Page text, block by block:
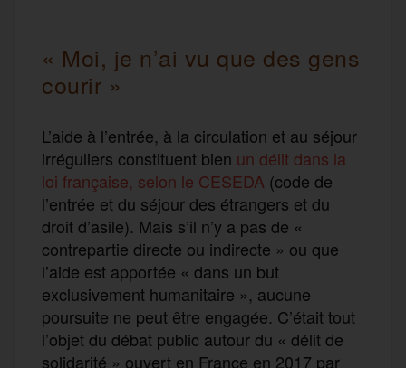
« Moi, je n’ai vu que des gens
courir »
L’aide à l’entrée, à la circulation et au séjour
irréguliers constituent bien un délit dans la
loi française, selon le CESEDA (code de
l’entrée et du séjour des étrangers et du
droit d’asile). Mais s’il n’y a pas de «
contrepartie directe ou indirecte » ou que
l’aide est apportée « dans un but
exclusivement humanitaire », aucune
poursuite ne peut être engagée. C’était tout
l’objet du débat public autour du « délit de
solidarité » ouvert en France en 2017 par